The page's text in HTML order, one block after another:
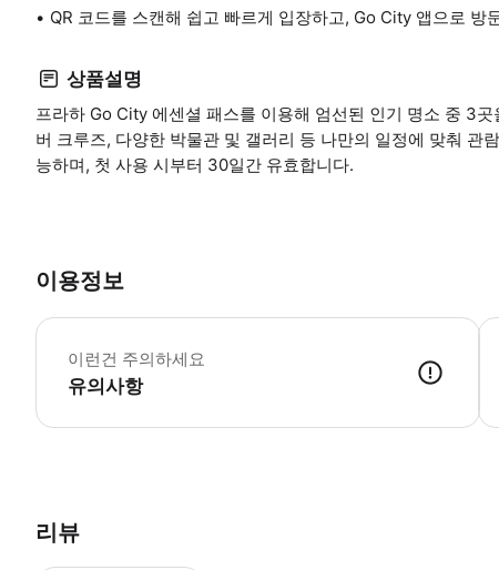
QR 코드를 스캔해 쉽고 빠르게 입장하고, Go City 앱으로 방
상품설명
프라하 Go City 에센셜 패스를 이용해 엄선된 인기 명소 중 3
버 크루즈, 다양한 박물관 및 갤러리 등 나만의 일정에 맞춰 관
능하며, 첫 사용 시부터 30일간 유효합니다.
이용정보
이런건 주의하세요
유의사항
필
리뷰